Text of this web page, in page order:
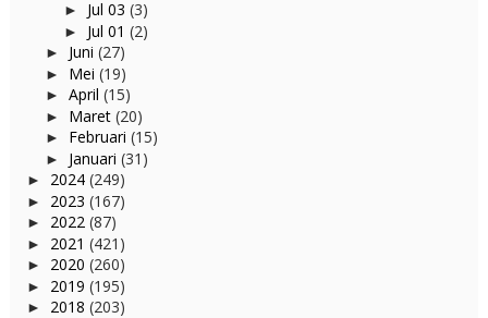
► Jul 03 (3)
► Jul 01 (2)
► Juni (27)
► Mei (19)
► April (15)
► Maret (20)
► Februari (15)
► Januari (31)
► 2024 (249)
► 2023 (167)
► 2022 (87)
► 2021 (421)
► 2020 (260)
► 2019 (195)
► 2018 (203)